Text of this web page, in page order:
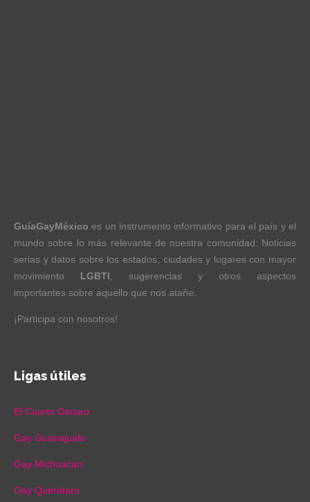
GuíaGayMéxico es un instrumento informativo para el país y el
mundo sobre lo más relevante de nuestra comunidad: Noticias
serias y datos sobre los estados, ciudades y lugares con mayor
movimiento LGBTI , sugerencias y otros aspectos
importantes sobre aquello que nos atañe.
¡Participa con nosotros!
Ligas útiles
El Cuarto Oscuro
Gay Guanajuato
Gay Michoacán
Gay Querétaro